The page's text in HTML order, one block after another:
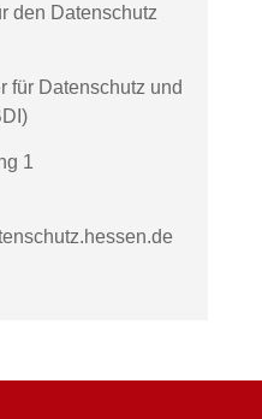
den Datenschutz
für Datenschutz und
1